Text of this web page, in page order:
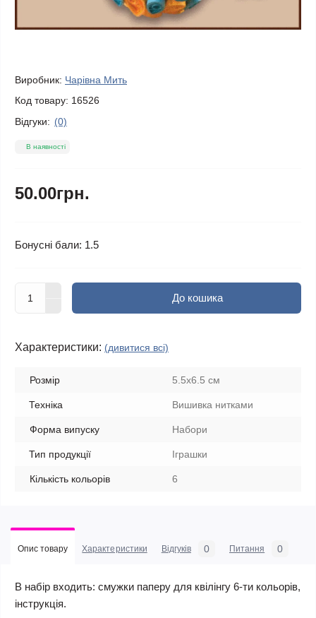
Виробник: Чарівна Мить
Код товару: 16526
Відгуки: (0)
В наявності
50.00грн.
Бонусні бали: 1.5
До кошика
Характеристики: (дивитися всі)
Розмір 5.5x6.5 см
Техніка Вишивка нитками
Форма випуску Набори
Тип продукції Іграшки
Кількість кольорів 6
Опис товару Характеристики Відгуків 0 Питання 0
В набір входить: смужки паперу для квілінгу 6-ти кольорів,
інструкція.